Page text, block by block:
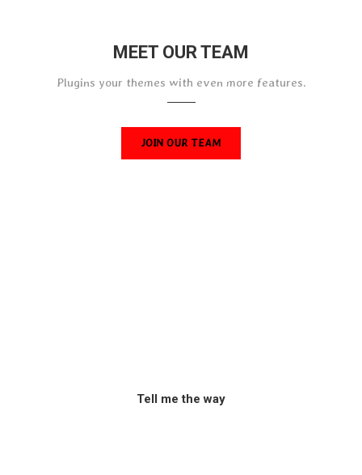
MEET OUR TEAM
Plugins your themes with even more features.
JOIN OUR TEAM
Tell me the way